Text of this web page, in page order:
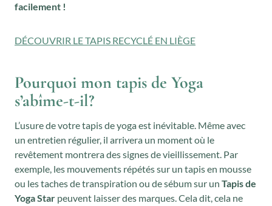
facilement !
DÉCOUVRIR LE TAPIS RECYCLÉ EN LIÈGE
Pourquoi mon tapis de Yoga
s’abîme-t-il?
L’usure de votre tapis de yoga est inévitable. Même avec
un entretien régulier, il arrivera un moment où le
revêtement montrera des signes de vieillissement. Par
exemple, les mouvements répétés sur un tapis en mousse
ou les taches de transpiration ou de sébum sur un Tapis de
Yoga Star peuvent laisser des marques. Cela dit, cela ne